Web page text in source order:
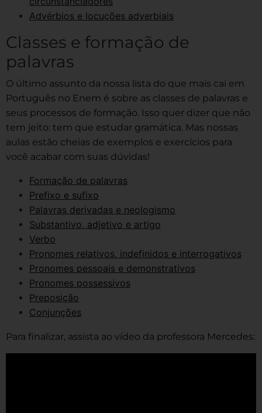
Advérbios e locuções adverbiais
Classes e formação de
palavras
O último assunto da nossa lista do que mais cai em
Português no Enem é sobre as classes de palavras e
seus processos de formação. Isso quer dizer que não
tem jeito: tem que estudar gramática. Mas nossas
aulas estão cheias de exemplos e exercícios para
você acabar com suas dúvidas!
Formação de palavras
Prefixo e sufixo
Palavras derivadas e neologismo
Substantivo, adjetivo e artigo
Verbo
Pronomes relativos, indefinidos e interrogativos
Pronomes pessoais e demonstrativos
Pronomes possessivos
Preposição
Conjunções
Para finalizar, assista ao vídeo da professora Mercedes: